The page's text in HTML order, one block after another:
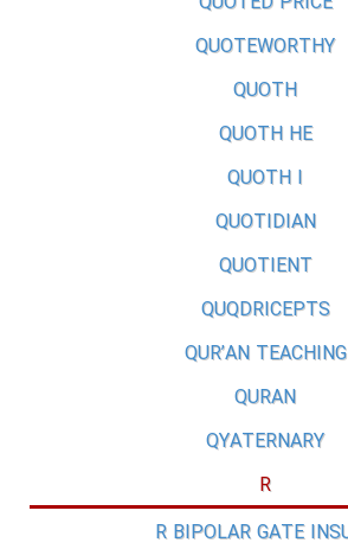
QUOTEWORTHY
QUOTH
QUOTH HE
QUOTH I
QUOTIDIAN
QUOTIENT
QUQDRICEPTS
QUR’AN TEACHING
QURAN
QYATERNARY
R
R BIPOLAR GATE